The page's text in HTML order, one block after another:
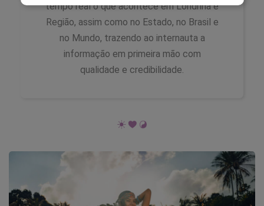
tempo real o que acontece em Londrina e
Região, assim como no Estado, no Brasil e
no Mundo, trazendo ao internauta a
informação em primeira mão com
qualidade e credibilidade.